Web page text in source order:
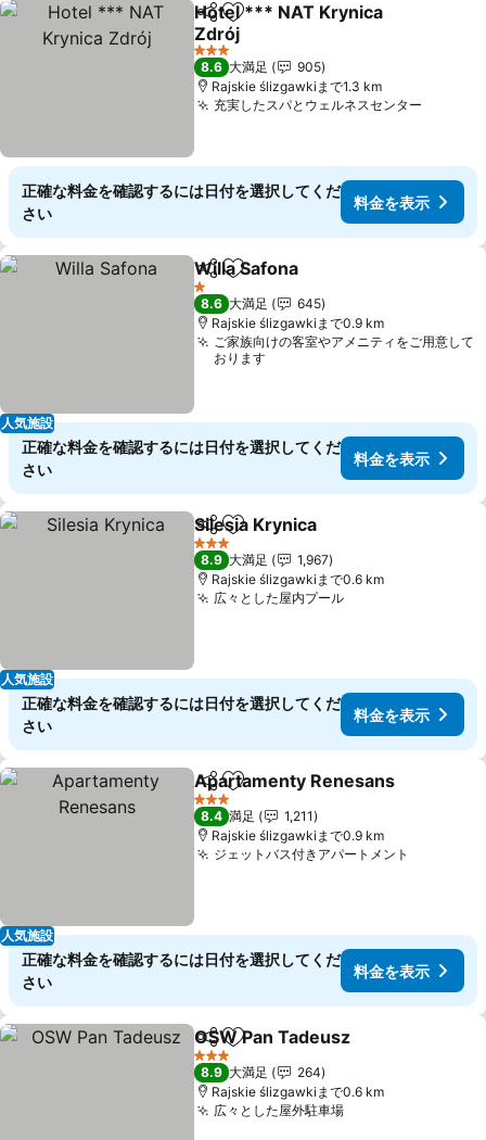
シェアお気に入りに追加
Hotel *** NAT Krynica
Zdrój
料金を表示
3 ホテルのランク
8.6 大満足
905
Rajskie ślizgawkiまで1.3 km
充実したスパとウェルネスセンター
正確な料金を確認するには日付を選択してくだ
さい
料金を表示
人気施設
シェアお気に入りに追加
Willa Safona
1 ホテルのランク
8.6 大満足
645
Rajskie ślizgawkiまで0.9 km
ご家族向けの客室やアメニティをご用意して
おります
正確な料金を確認するには日付を選択してくだ
さい
料金を表示
人気施設
シェアお気に入りに追加
Silesia Krynica
3 ホテルのランク
8.9 大満足
1,967
Rajskie ślizgawkiまで0.6 km
広々とした屋内プール料金を表示
正確な料金を確認するには日付を選択してくだ
さい
料金を表示
人気施設
シェアお気に入りに追加
Apartamenty Renesans
3 ホテルのランク
8.4 満足
1,211
Rajskie ślizgawkiまで0.9 km
ジェットバス付きアパートメント
正確な料金を確認するには日付を選択してくだ
さい
料金を表示
シェアお気に入りに追加
OSW Pan Tadeusz
3 ホテルのランク
8.9 大満足
264
Rajskie ślizgawkiまで0.6 km
広々とした屋外駐車場料金を表示